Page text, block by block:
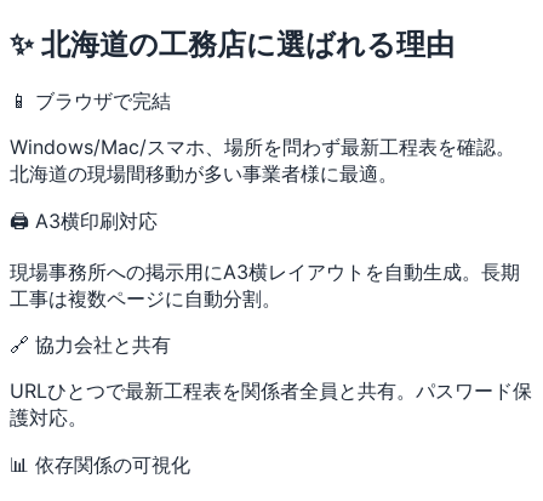
✨ 北海道の工務店に選ばれる理由
📱 ブラウザで完結
Windows/Mac/スマホ、場所を問わず最新工程表を確認。
北海道の現場間移動が多い事業者様に最適。
🖨 A3横印刷対応
現場事務所への掲示用にA3横レイアウトを自動生成。長期
工事は複数ページに自動分割。
🔗 協力会社と共有
URLひとつで最新工程表を関係者全員と共有。パスワード保
護対応。
📊 依存関係の可視化